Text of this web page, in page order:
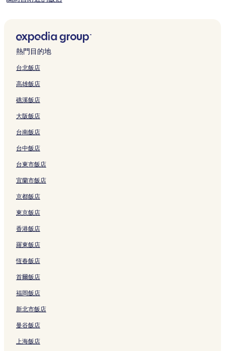
潮州車站附近的飯店
林邊光采濕地附近的飯店
枋寮車站附近的飯店
來義飯店
枋寮漁港附近的飯店
桑留守山附近的飯店
竹田飯店
三甲里飯店
大鵬灣附近的飯店
大鵬灣卡丁車場附近的飯店
林邊飯店
下淡水溪鐵橋附近的飯店
南州飯店
南州糖廠附近的飯店
熱門目的地
台北飯店
高雄飯店
礁溪飯店
大阪飯店
台南飯店
台中飯店
台東市飯店
宜蘭市飯店
京都飯店
東京飯店
香港飯店
羅東飯店
恆春飯店
首爾飯店
福岡飯店
新北市飯店
曼谷飯店
上海飯店